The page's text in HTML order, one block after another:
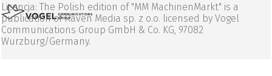
Licencja: The Polish edition of "MM MachinenMarkt" is a
publication of Raven Media sp. z o.o. licensed by Vogel
Communications Group GmbH & Co. KG, 97082
Wurzburg/Germany.